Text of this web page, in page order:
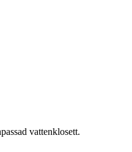
vattenklosett.